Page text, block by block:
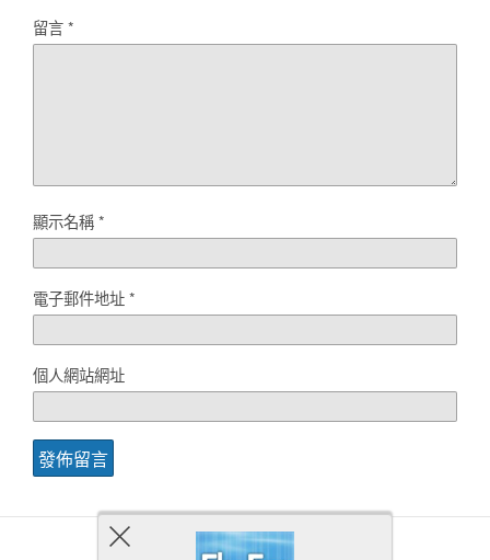
留言*
顯示名稱*
電子郵件地址*
個人網站網址